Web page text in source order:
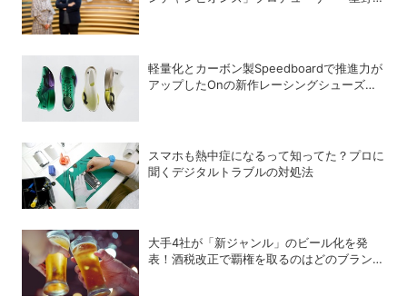
軽量化とカーボン製Speedboardで推進力が
アップしたOnの新作レーシングシューズ
スマホも熱中症になるって知ってた？プロに
聞くデジタルトラブルの対処法
大手4社が「新ジャンル」のビール化を発
表！酒税改正で覇権を取るのはどのブランド